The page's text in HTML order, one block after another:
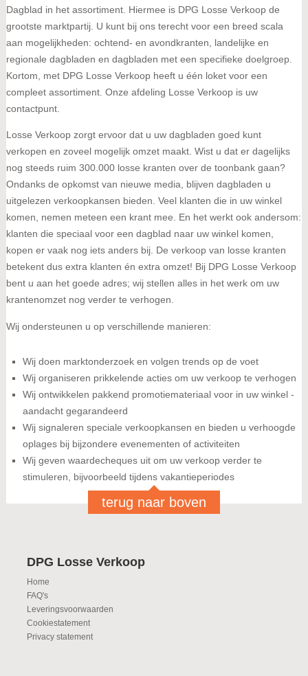
Dagblad in het assortiment. Hiermee is DPG Losse Verkoop de
grootste marktpartij. U kunt bij ons terecht voor een breed scala
aan mogelijkheden: ochtend- en avondkranten, landelijke en
regionale dagbladen en dagbladen met een specifieke doelgroep.
Kortom, met DPG Losse Verkoop heeft u één loket voor een
compleet assortiment. Onze afdeling Losse Verkoop is uw
contactpunt.
Losse Verkoop zorgt ervoor dat u uw dagbladen goed kunt
verkopen en zoveel mogelijk omzet maakt. Wist u dat er dagelijks
nog steeds ruim 300.000 losse kranten over de toonbank gaan?
Ondanks de opkomst van nieuwe media, blijven dagbladen u
uitgelezen verkoopkansen bieden. Veel klanten die in uw winkel
komen, nemen meteen een krant mee. En het werkt ook andersom:
klanten die speciaal voor een dagblad naar uw winkel komen,
kopen er vaak nog iets anders bij. De verkoop van losse kranten
betekent dus extra klanten én extra omzet! Bij DPG Losse Verkoop
bent u aan het goede adres; wij stellen alles in het werk om uw
krantenomzet nog verder te verhogen.
Wij ondersteunen u op verschillende manieren:
Wij doen marktonderzoek en volgen trends op de voet
Wij organiseren prikkelende acties om uw verkoop te verhogen
Wij ontwikkelen pakkend promotiemateriaal voor in uw winkel -
aandacht gegarandeerd
Wij signaleren speciale verkoopkansen en bieden u verhoogde
oplages bij bijzondere evenementen of activiteiten
Wij geven waardecheques uit om uw verkoop verder te
stimuleren, bijvoorbeeld tijdens vakantieperiodes
terug naar boven
DPG Losse Verkoop
Home
FAQ's
Leveringsvoorwaarden
Cookiestatement
Privacy statement